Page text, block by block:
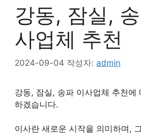
강동, 잠실,
사업체 추천
2024-09-04 작성자: admin
강동, 잠실, 송파 이사업체 추천에
하겠습니다.
이사란 새로운 시작을 의미하며,